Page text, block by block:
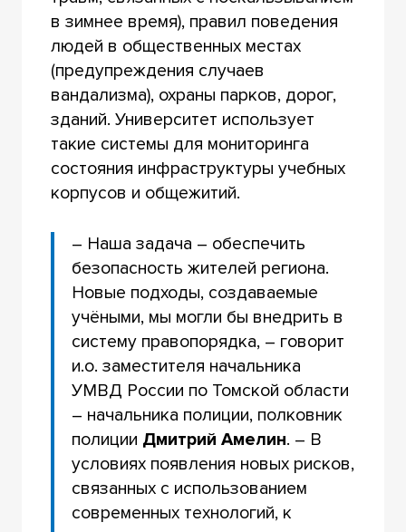
в зимнее время), правил поведения
людей в общественных местах
(предупреждения случаев
вандализма), охраны парков, дорог,
зданий. Университет использует
такие системы для мониторинга
состояния инфраструктуры учебных
корпусов и общежитий.
– Наша задача – обеспечить
безопасность жителей региона.
Новые подходы, создаваемые
учёными, мы могли бы внедрить в
систему правопорядка, – говорит
и.о. заместителя начальника
УМВД России по Томской области
– начальника полиции, полковник
полиции Дмитрий Амелин. – В
условиях появления новых рисков,
связанных с использованием
современных технологий, к